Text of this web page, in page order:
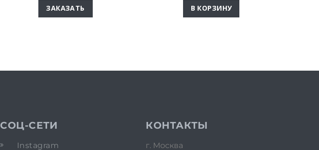
ЗАКАЗАТЬ В КОРЗИНУ
СОЦ-СЕТИ
Instagram
КОНТАКТЫ
г. Москва